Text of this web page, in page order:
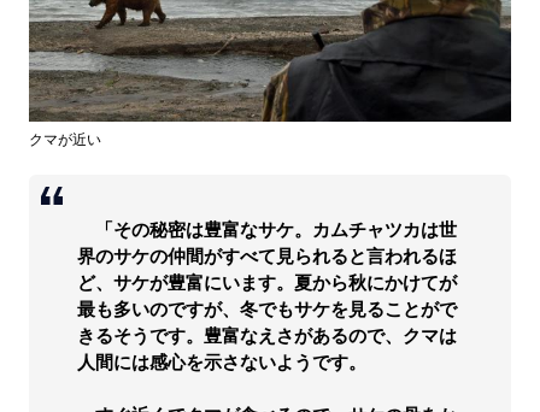
クマが近い
「その秘密は豊富なサケ。カムチャツカは世
界のサケの仲間がすべて見られると言われるほ
ど、サケが豊富にいます。夏から秋にかけてが
最も多いのですが、冬でもサケを見ることがで
きるそうです。豊富なえさがあるので、クマは
人間には感心を示さないようです。